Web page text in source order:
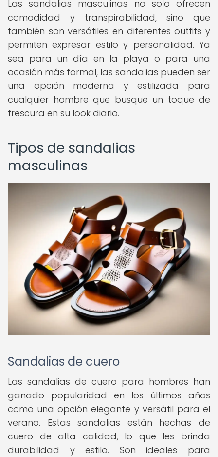
Las sandalias masculinas no solo ofrecen
comodidad y transpirabilidad, sino que
también son versátiles en diferentes outfits y
permiten expresar estilo y personalidad. Ya
sea para un día en la playa o para una
ocasión más formal, las sandalias pueden ser
una opción moderna y estilizada para
cualquier hombre que busque un toque de
frescura en su look diario.
Tipos de sandalias
masculinas
Sandalias de cuero
Las sandalias de cuero para hombres han
ganado popularidad en los últimos años
como una opción elegante y versátil para el
verano. Estas sandalias están hechas de
cuero de alta calidad, lo que les brinda
durabilidad y estilo. Son ideales para